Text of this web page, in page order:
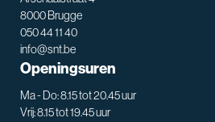
8000 Brugge
050 44 11 40
info@snt.be
Openingsuren
Ma - Do: 8.15 tot 20.45 uur
Vrij: 8.15 tot 19.45 uur